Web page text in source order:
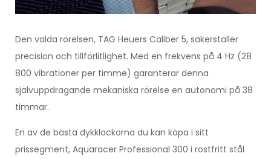
Den valda rörelsen, TAG Heuers Caliber 5, säkerställer
precision och tillförlitlighet. Med en frekvens på 4 Hz (28
800 vibrationer per timme) garanterar denna
självuppdragande mekaniska rörelse en autonomi på 38
timmar.
En av de bästa dykklockorna du kan köpa i sitt
prissegment, Aquaracer Professional 300 i rostfritt stål